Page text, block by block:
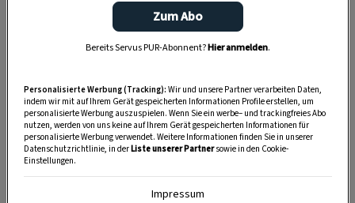
Heuer mit 33 Schätzen aus Omas
Küchengartl und den persönlichen Kraftplätzen
stolzer Gartenbesitzer. Sie könnenServus Unser
<<
Dass der Anbau in Österreich und den östlichen
Nachbarländern Tradition hat, davon zeugen z. B.
derSpiralförmige Gelbe, eine ehemalige
österreichische Handelssorte, der tschechische
Zum Abo
Bereits Servus PUR-Abonnent?Hier anmelden.
Personalisierte Werbung (Tracking): Wir und unsere Partner verarbeiten Daten,
indem wir mit auf Ihrem Gerät gespeicherten Informationen Profile erstellen, um
personalisierte Werbung auszuspielen. Wenn Sie ein werbe– und trackingfreies Abo
nutzen, werden von uns keine auf Ihrem Gerät gespeicherten Informationen für
personalisierte Werbung verwendet. Weitere Informationen finden Sie in unserer
Datenschutzrichtlinie, in derListe unserer Partnersowie in den Cookie-
Einstellungen.
Impressum